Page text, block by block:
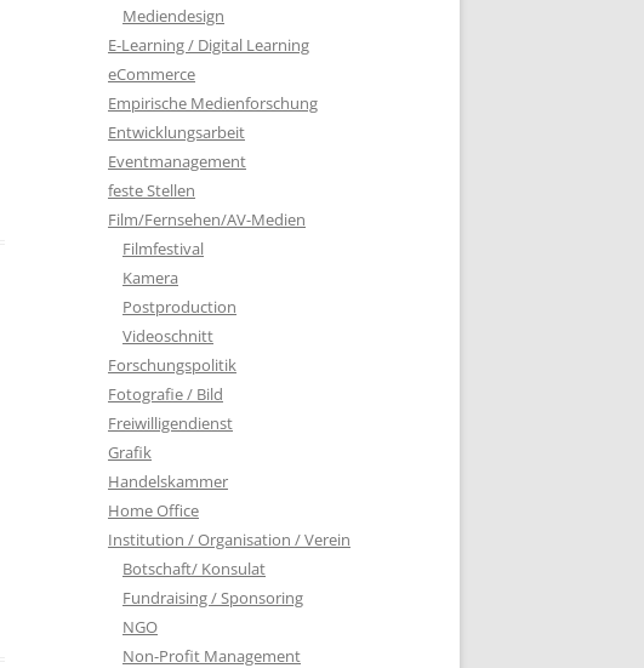
Mediendesign
E-Learning / Digital Learning
eCommerce
Empirische Medienforschung
Entwicklungsarbeit
Eventmanagement
feste Stellen
Film/Fernsehen/AV-Medien
Filmfestival
Kamera
Postproduction
Videoschnitt
Forschungspolitik
Fotografie / Bild
Freiwilligendienst
Grafik
Handelskammer
Home Office
Institution / Organisation / Verein
Botschaft/ Konsulat
Fundraising / Sponsoring
NGO
Non-Profit Management